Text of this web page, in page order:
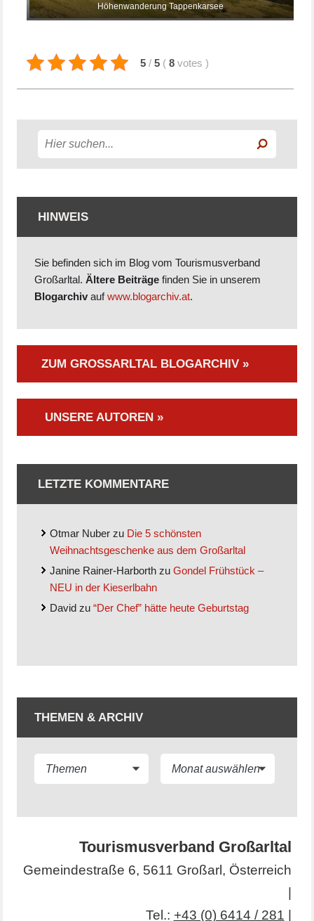
Höhenwanderung Tappenkarsee
5 / 5 ( 8 votes)
HINWEIS
Sie befinden sich im Blog vom Tourismusverband
Großarltal.Ältere Beiträge finden Sie in unserem
Blogarchiv aufwww.blogarchiv.at.
ZUM GROSSARLTAL BLOGARCHIV »
UNSERE AUTOREN »
LETZTE KOMMENTARE
Otmar Nuber zu Die 5 schönsten
Weihnachtsgeschenke aus dem Großarltal
Janine Rainer-Harborth zuGondel Frühstück –
NEU in der Kieserlbahn
David zu“Der Chef” hätte heute Geburtstag
THEMEN & ARCHIV
Tourismusverband Großarltal
Gemeindestraße 6, 5611 Großarl, Österreich
Tel.: +43 (0) 6414 / 281